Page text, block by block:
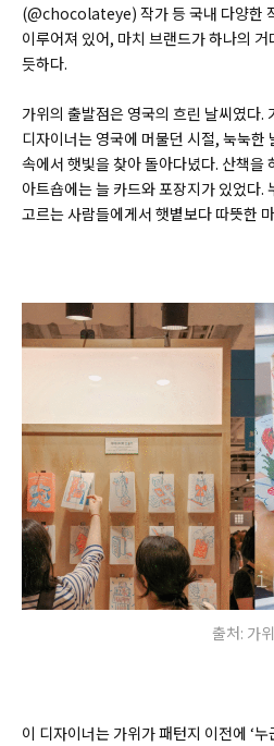
(@chocolateye) 작가 등 국내 다양한
이루어져 있어, 마치 브랜드가 하나의
듯하다.
가위의 출발점은 영국의 흐린 날씨였다.
디자이너는 영국에 머물던 시절, 눅눅한
속에서 햇빛을 찾아 돌아다녔다. 산책을
아트숍에는 늘 카드와 포장지가 있었다.
고르는 사람들에게서 햇볕보다 따뜻한
출처: 가위
이 디자이너는 가위가 패턴지 이전에 ‘